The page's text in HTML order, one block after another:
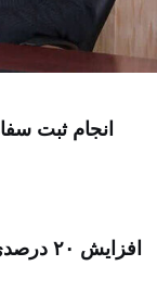
انجام ثبت سفارش ۲ هزار دستگاه